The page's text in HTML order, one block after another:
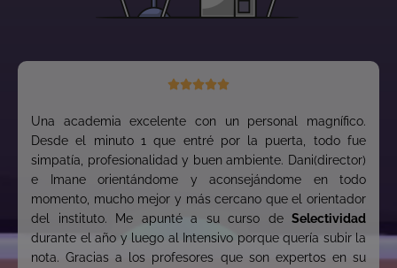

Una academia excelente con un personal magnífico.
Desde el minuto 1 que entré por la puerta, todo fue
simpatía, profesionalidad y buen ambiente. Dani(director)
e Imane orientándome y aconsejándome en todo
momento, mucho mejor y más cercano que el orientador
del instituto. Me apunté a su curso de Selectividad
durante el año y luego al Intensivo porque quería subir la
nota. Gracias a los profesores que son expertos en su